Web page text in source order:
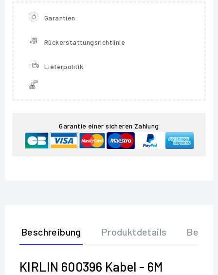
Garantien
Rückerstattungsrichtlinie
Lieferpolitik
Garantie einer sicheren Zahlung
Beschreibung Produktdetails
KIRLIN 600396 Kabel - 6M